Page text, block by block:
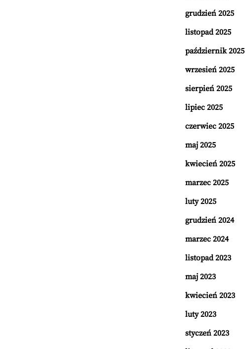
grudzień 2025
listopad 2025
październik 2025
wrzesień 2025
sierpień 2025
lipiec 2025
czerwiec 2025
maj 2025
kwiecień 2025
marzec 2025
luty 2025
grudzień 2024
marzec 2024
listopad 2023
maj 2023
kwiecień 2023
luty 2023
styczeń 2023